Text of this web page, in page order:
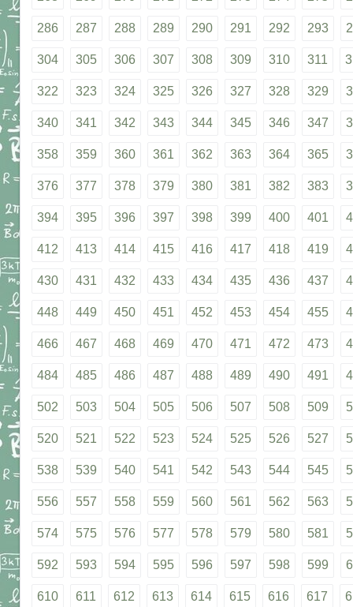
286 287 288 289 290 291 292 293
304 305 306 307 308 309 310 311
322 323 324 325 326 327 328 329
340 341 342 343 344 345 346 347
358 359 360 361 362 363 364 365
376 377 378 379 380 381 382 383
394 395 396 397 398 399 400 401
412 413 414 415 416 417 418 419
430 431 432 433 434 435 436 437
448 449 450 451 452 453 454 455
466 467 468 469 470 471 472 473
484 485 486 487 488 489 490 491
502 503 504 505 506 507 508 509
520 521 522 523 524 525 526 527
538 539 540 541 542 543 544 545
556 557 558 559 560 561 562 563
574 575 576 577 578 579 580 581
592 593 594 595 596 597 598 599
610 611 612 613 614 615 616 617